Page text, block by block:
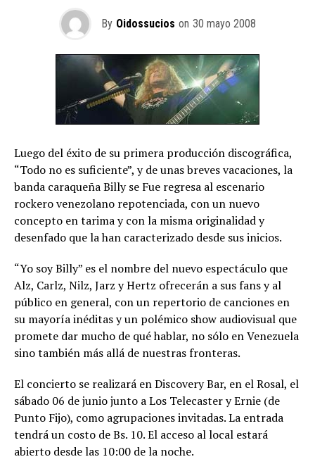
By Oidossucios on 30 mayo 2008
Luego del éxito de su primera producción discográfica,
“Todo no es suficiente”, y de unas breves vacaciones, la
banda caraqueña Billy se Fue regresa al escenario
rockero venezolano repotenciada, con un nuevo
concepto en tarima y con la misma originalidad y
desenfado que la han caracterizado desde sus inicios.
“Yo soy Billy” es el nombre del nuevo espectáculo que
Alz, Carlz, Nilz, Jarz y Hertz ofrecerán a sus fans y al
público en general, con un repertorio de canciones en
su mayoría inéditas y un polémico show audiovisual que
promete dar mucho de qué hablar, no sólo en Venezuela
sino también más allá de nuestras fronteras.
El concierto se realizará en Discovery Bar, en el Rosal, el
sábado 06 de junio junto a Los Telecaster y Ernie (de
Punto Fijo), como agrupaciones invitadas. La entrada
tendrá un costo de Bs. 10. El acceso al local estará
abierto desde las 10:00 de la noche.